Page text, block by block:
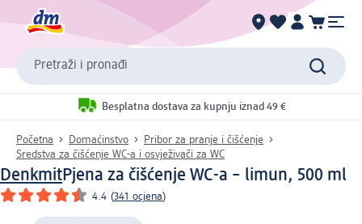
Pretraži i pronađi
Besplatna dostava za kupnju iznad 49 €
Početna Domaćinstvo
Pribor za pranje i čišćenje
Sredstva za čišćenje WC-a i osvježivači za WC
DenkmitPjena za čišćenje WC-a – limun, 500 ml
4.4 (341 ocjena)